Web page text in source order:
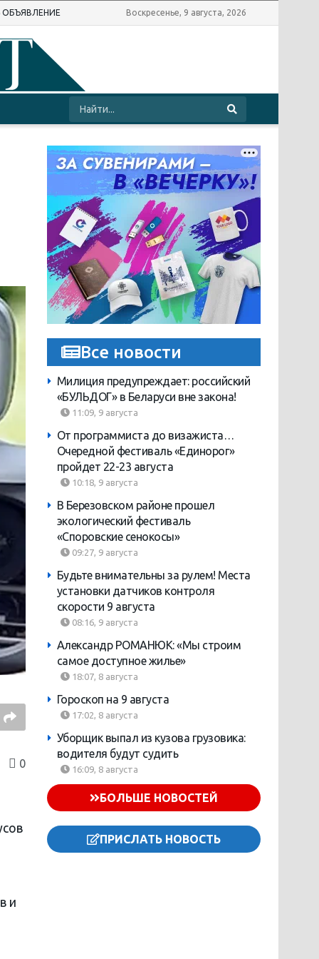
ОБЪЯВЛЕНИЕ Воскресенье, 9 августа, 2026
0
и
Все новости
Милиция предупреждает: российский
«БУЛЬДОГ» в Беларуси вне закона!
11:09, 9 августа
От программиста до визажиста…
Очередной фестиваль «Единорог»
пройдет 22-23 августа
10:18, 9 августа
В Березовском районе прошел
экологический фестиваль
«Споровские сенокосы»
09:27, 9 августа
Будьте внимательны за рулем! Места
установки датчиков контроля
скорости 9 августа
08:16, 9 августа
Александр РОМАНЮК: «Мы строим
самое доступное жилье»
18:07, 8 августа
Гороскоп на 9 августа
17:02, 8 августа
Уборщик выпал из кузова грузовика:
водителя будут судить
16:09, 8 августа
БОЛЬШЕ НОВОСТЕЙ
ПРИСЛАТЬ НОВОСТЬ